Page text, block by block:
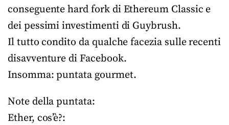
conseguente hard fork di Ethereum Classic e
dei pessimi investimenti di Guybrush.
Il tutto condito da qualche facezia sulle recenti
disavventure di Facebook.
Insomma: puntata gourmet.
Note della puntata:
Ether, cos’è?: